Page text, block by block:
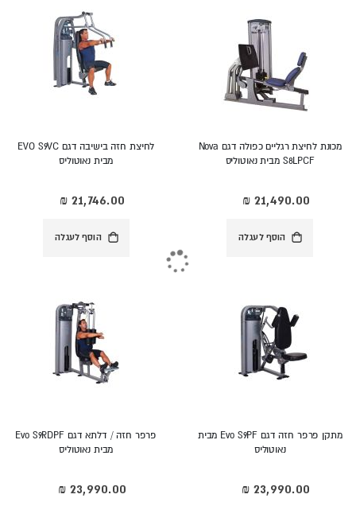
מכונת לחיצת רגליים כפולה דגם Nova
S8LPCF מבית נאוטוליס
הוסף לעגלה
לחיצת חזה בישיבה דגם EVO S9VC
מבית נאוטוליס
הוסף לעגלה
מתקן פרפר חזה דגם Evo S9PF מבית
נאוטוליס
פרפר חזה / דלתא דגם Evo S9RDPF
מבית נאוטוליס